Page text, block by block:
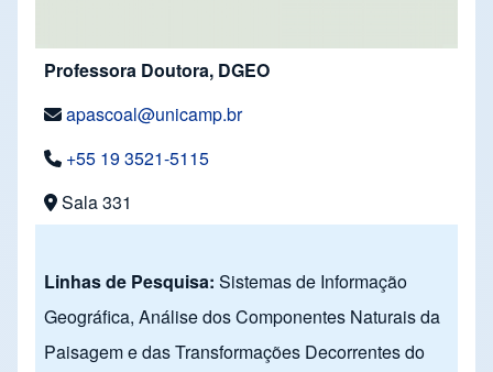
Professora Doutora, DGEO
apascoal@unicamp.br
+55 19 3521-5115
Sala 331
Linhas de Pesquisa: Sistemas de Informação
Geográfica, Análise dos Componentes Naturais da
Paisagem e das Transformações Decorrentes do